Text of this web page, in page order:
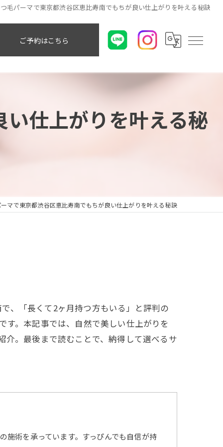
毛パーマで東京都渋谷区恵比寿南でもちが良い仕上がりを叶える秘訣
ご予約はこちら
仕上がりを叶える秘
マで東京都渋谷区恵比寿南でもちが良い仕上がりを叶える秘訣
、「長くて2ヶ月持つ方もいる」と評判の
。本記事では、自然で美しい仕上がりを
介。最後まで読むことで、納得して選べるサ
施術を承っています。すっぴんでも自信が持